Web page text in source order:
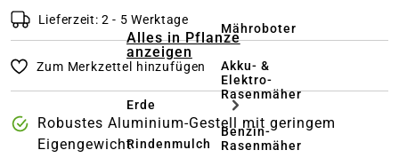
Alles in Pflanze
anzeigen
Erde
Rindenmulch
Mähroboter
Akku- &
Elektro-
Rasenmäher
Benzin-
Rasenmäher
Lieferzeit: 2 - 5 Werktage
Zum Merkzettel hinzufügen
Robustes Aluminium-Gestell mit geringem
Eigengewicht